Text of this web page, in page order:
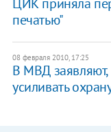
печатью"
08 февраля 2010, 17:25
В МВД заявляют,
усиливать